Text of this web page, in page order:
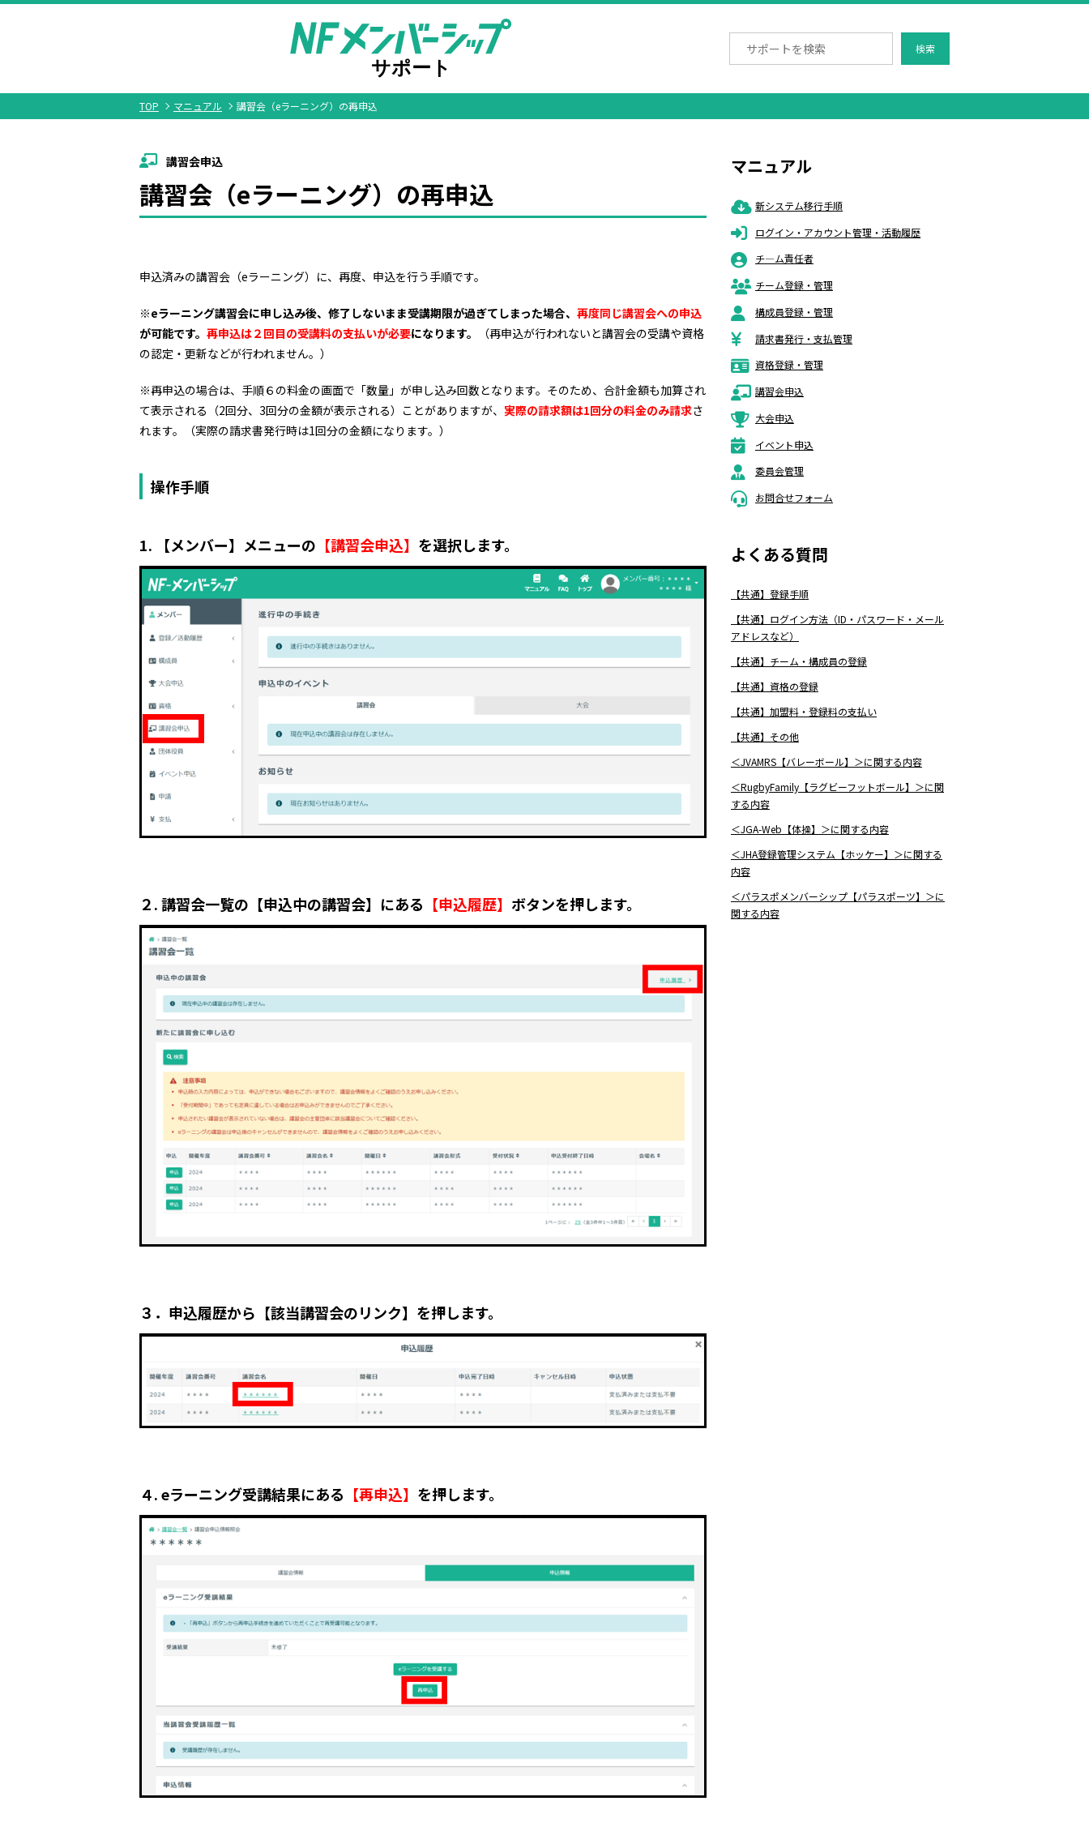
検索
TOP マニュアル 講習会（eラーニング）の再申込
講習会申込
講習会（eラーニング）の再申込
申込済みの講習会（eラーニング）に、再度、申込を行う手順です。
※eラーニング講習会に申し込み後、修了しないまま受講期限が過ぎてしまった場合、 再度同じ講習会への申込
が可能です。 再申込は２回目の受講料の支払いが必要になります。
（再申込が行われないと講習会の受講や資格
の認定・更新などが行われません。）
※再申込の場合は、手順６の料金の画面で「数量」が申し込み回数となります。そのため、合計金額も加算され
て表示される（2回分、3回分の金額が表示される）ことがありますが、 実際の請求額は1回分の料金のみ請求さ
れます。（実際の請求書発行時は1回分の金額になります。）
操作手順
1. 【メンバー】メニューの 【講習会申込】 を選択します。
２. 講習会一覧の【申込中の講習会】にある 【申込履歴】 ボタンを押します。
３．申込履歴から【該当講習会のリンク】を押します。
４. eラーニング受講結果にある 【再申込】 を押します。
マニュアル
新システム移行手順
ログイン・アカウント管理・活動履歴
チ―ム責任者
チーム登録・管理
構成員登録・管理
請求書発行・支払管理
資格登録・管理
講習会申込
大会申込
イベント申込
委員会管理
お問合せフォーム
よくある質問
【共通】登録手順
【共通】ログイン方法（ID・パスワード・メール
アドレスなど）
【共通】チーム・構成員の登録
【共通】資格の登録
【共通】加盟料・登録料の支払い
【共通】その他
＜JVAMRS【バレーボール】＞に関する内容
＜RugbyFamily【ラグビーフットボール】＞に関
する内容
＜JGA-Web【体操】＞に関する内容
＜JHA登録管理システム【ホッケー】＞に関する
内容
＜パラスポメンバーシップ【パラスポーツ】＞に
関する内容